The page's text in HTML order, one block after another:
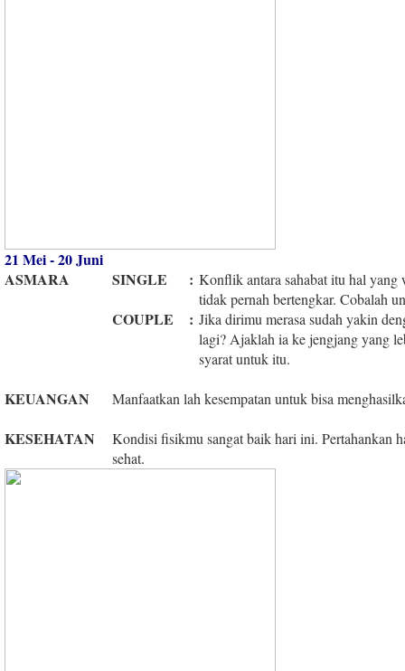
21 Mei - 20 Juni
ASMARA
SINGLE : Konflik antara sahabat itu hal yang
tidak pernah bertengkar. Cobalah
COUPLE : Jika dirimu merasa sudah yakin
lagi? Ajaklah ia ke jengjang yang
syarat untuk itu.
KEUANGAN Manfaatkan lah kesempatan untuk bisa
KESEHATAN
Kondisi fisikmu sangat baik hari ini. Pertahankan
sehat.